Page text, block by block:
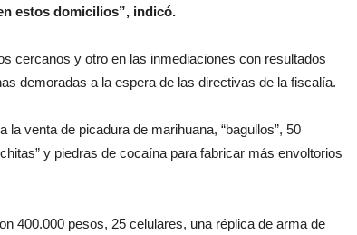
estos domicilios”, indicó.
cercanos y otro en las inmediaciones con resultados
demoradas a la espera de las directivas de la fiscalía.
venta de picadura de marihuana, “bagullos”, 50
y piedras de cocaína para fabricar más envoltorios
400.000 pesos, 25 celulares, una réplica de arma de